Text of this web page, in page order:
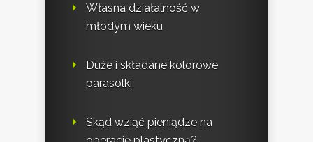
Własna działalność w
młodym wieku
Duże i składane kolorowe
parasolki
Skąd wziąć pieniądze na